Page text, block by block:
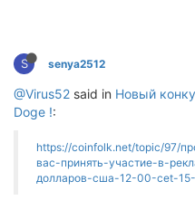
S senya2512
@Virus52 said in Новый
Doge !:
https://coinfolk.net/topic/97/
вас-принять-участие-в-
долларов-сша-12-00-cet-